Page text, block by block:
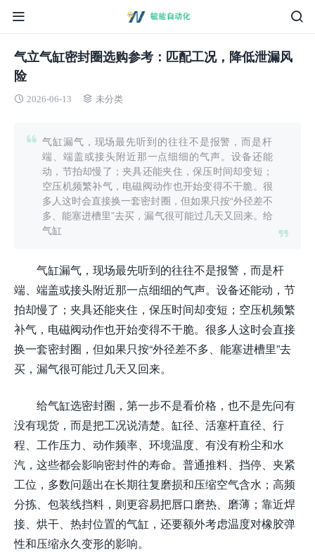
气立气缸密封圈选购参考：匹配工况，降低泄漏风
险
2026-06-13 未分类
气缸漏气，现场最先听到的往往不是报警，而是杆
端、端盖或接头附近那一点细细的气声。设备还能
动，节拍却慢了；夹具还能夹住，保压时间却变短；
空压机频繁补气，电磁阀动作也开始变得不干脆。很
多人这时会直接换一套密封圈，但如果只按“外径差不
多、能塞进槽里”去买，漏气很可能过几天又回来。给
气缸
气缸漏气，现场最先听到的往往不是报警，而是杆
端、端盖或接头附近那一点细细的气声。设备还能动，节
拍却慢了；夹具还能夹住，保压时间却变短；空压机频繁
补气，电磁阀动作也开始变得不干脆。很多人这时会直接
换一套密封圈，但如果只按“外径差不多、能塞进槽里”去
买，漏气很可能过几天又回来。
给气缸选密封圈，第一步不是看价格，也不是先问有
没有现货，而是把工况说清楚。缸径、活塞杆直径、行
程、工作压力、动作频率、环境温度、有没有粉尘和水
汽，这些都会影响密封件的寿命。普通推料、挡停、夹紧
工位，多数问题出在长期往复磨损和压缩空气含水；高频
分拣、包装线挡料，则更容易把唇口磨热、磨薄；靠近焊
接、烘干、热封位置的气缸，还要额外考虑温度对橡胶弹
性和压缩永久变形的影响。